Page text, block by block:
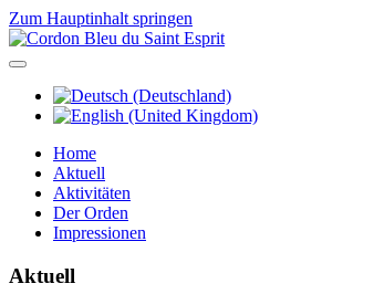
Zum Hauptinhalt springen
Home
Aktuell
Aktivitäten
Der Orden
Impressionen
Aktuell